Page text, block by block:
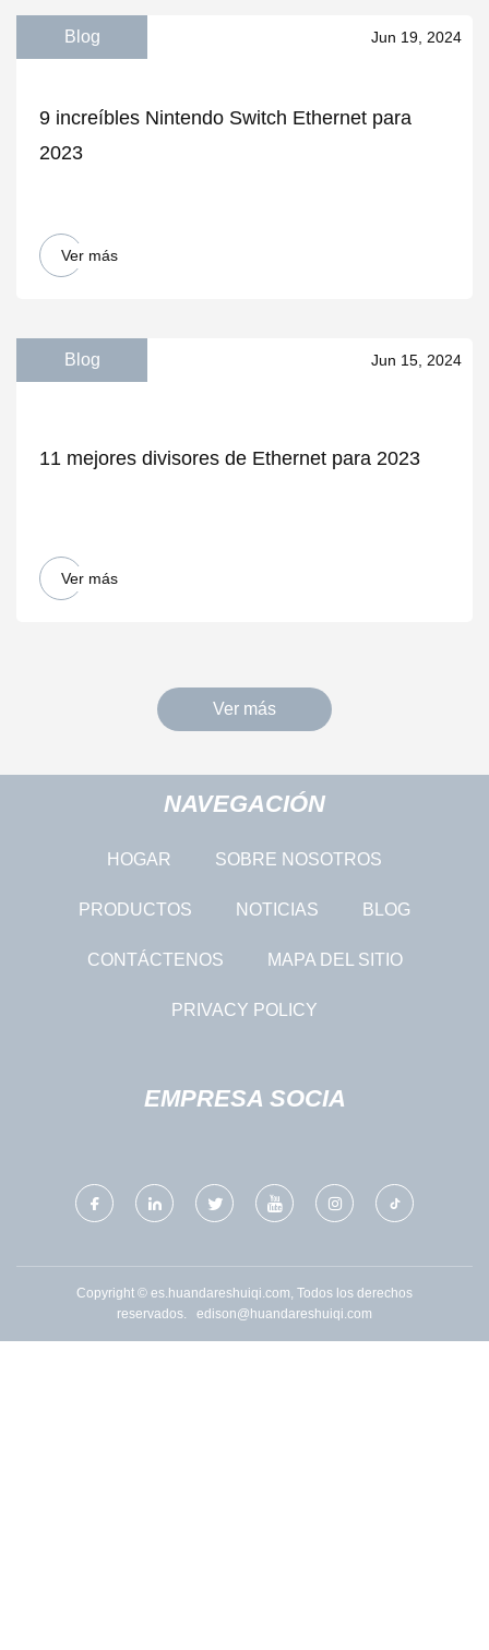
Blog Jun 19, 2024
9 increíbles Nintendo Switch Ethernet para
2023
Ver más
Blog Jun 15, 2024
11 mejores divisores de Ethernet para 2023
Ver más
Ver más
NAVEGACIÓN
HOGAR SOBRE NOSOTROS
PRODUCTOS NOTICIAS BLOG
CONTÁCTENOS MAPA DEL SITIO
PRIVACY POLICY
EMPRESA SOCIA
Copyright © es.huandareshuiqi.com, Todos los derechos
reservados. edison@huandareshuiqi.com